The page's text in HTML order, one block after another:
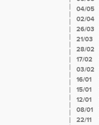
04/05
02/04
26/03
21/03
28/02
17/02
03/02
16/01
15/01
12/01
08/01
22/11